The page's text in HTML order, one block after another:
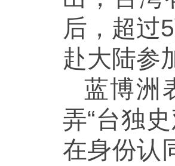
后，超过
赴大陆参
蓝博洲
弄“台独
在身份认